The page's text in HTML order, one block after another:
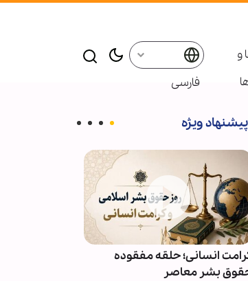
و
فارسی
پیشنهاد ویژه
انسانی؛ حلقه مفقوده
بشر معاصر